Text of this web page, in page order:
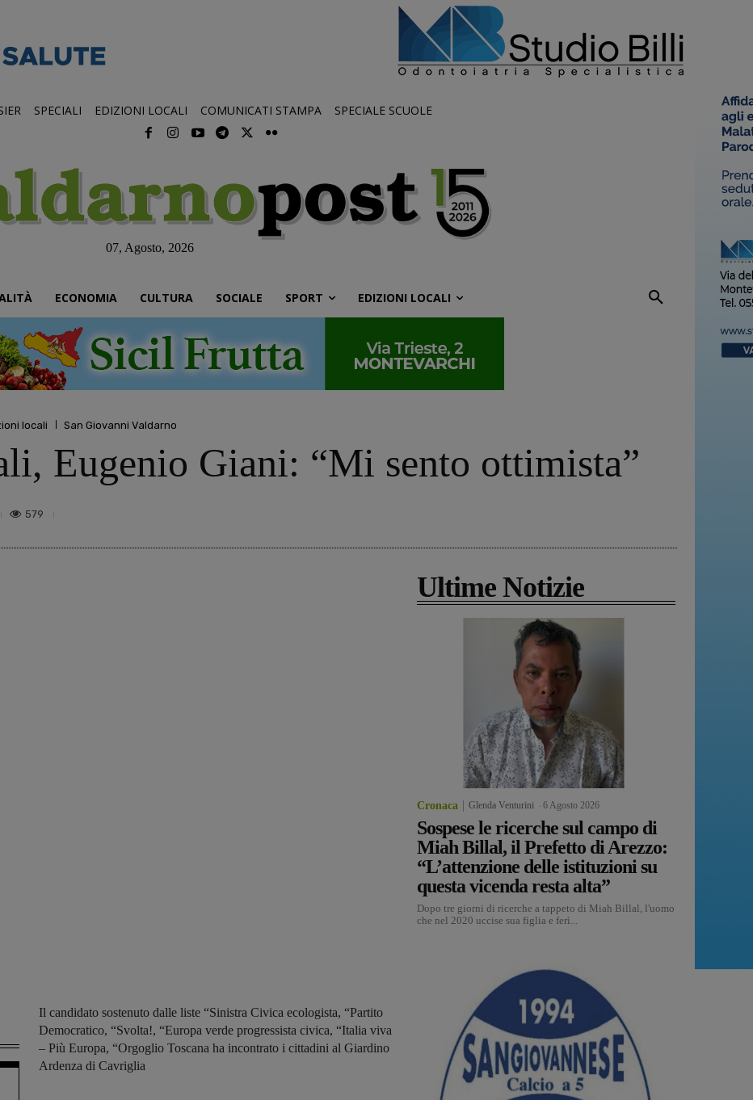
SPECIALI EDIZIONI LOCALI COMUNICATI STAMPA SPECIALE SCUOLE
07, Agosto, 2026
ECONOMIA CULTURA SOCIALE SPORT EDIZIONI LOCALI
locali San Giovanni Valdarno
Eugenio Giani: “Mi sento ottimista”
579
Il candidato sostenuto dalle liste “Sinistra Civica ecologista, “Partito
Democratico, “Svolta!, “Europa verde progressista civica, “Italia viva
– Più Europa, “Orgoglio Toscana ha incontrato i cittadini al Giardino
Ardenza di Cavriglia
Ultime Notizie
Cronaca Glenda Venturini 6 Agosto 2026
Sospese le ricerche sul campo di
Miah Billal, il Prefetto di Arezzo:
“L’attenzione delle istituzioni su
questa vicenda resta alta”
Dopo tre giorni di ricerche a tappeto di Miah Billal, l'uomo
che nel 2020 uccise sua figlia e ferì...